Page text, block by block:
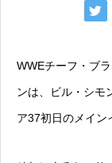
WWEチーフ・ブ
ンは、ビル・シモ
ア37初日のメイン